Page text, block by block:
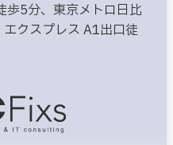
歩5分、東京メトロ日比
クスプレス A1出口徒